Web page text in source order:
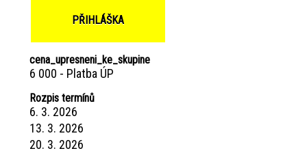
PŘIHLÁŠKA
cena_upresneni_ke_skupine
6 000 - Platba ÚP
Rozpis termínů
6. 3. 2026
13. 3. 2026
20. 3. 2026